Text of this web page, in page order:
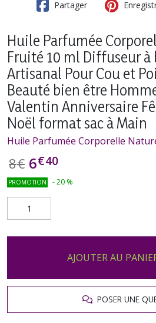
Partager
Huile Parfumée
Fruité 10 ml Diffuseur
Artisanal Pour Cou et
Beauté bien être
Valentin Anniversaire
Noël format sac à Main
Huile Parfumée Corporelle
8€ 6€40
PROMOTION -20 %
AJOUTER AU
POSER UNE